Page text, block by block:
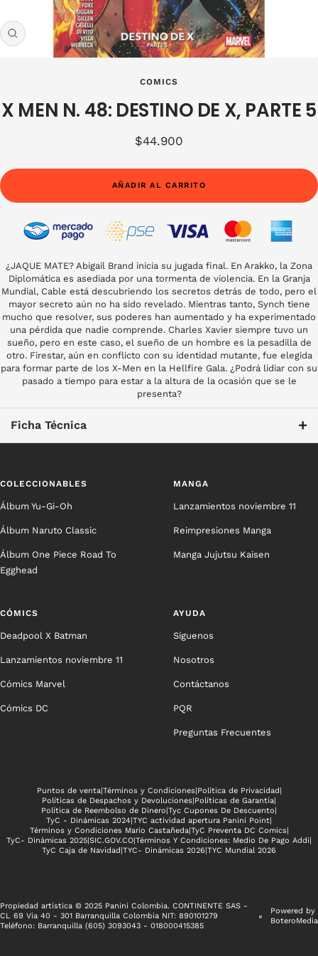
Zoom
COMICS
X MEN N. 48: DESTINO DE X, PARTE 5
Precio
venta
$44.900
AÑADIR AL CARRITO
¿JAQUE MATE? Abigail Brand inicia su jugada final. En Arakko, la Zona
Diplomática es asediada por una tormenta de violencia. En la Granja
Mundial, Cable está descubriendo los secretos detrás de todo, pero el
mayor secreto aún no ha sido revelado. Mientras tanto, Synch tiene
mucho que resolver, sus poderes han aumentado y ha experimentado
una pérdida que nadie comprende. Charles Xavier siempre tuvo un
sueño, pero en este caso, el sueño de un hombre es la pesadilla de
otro. Firestar, aún en conflicto con su identidad mutante, fue elegida
para formar parte de los X-Men en la Hellfire Gala. ¿Podrá lidiar con su
pasado a tiempo para estar a la altura de la ocasión que se le
presenta?
Ficha Técnica +
COLECCIONABLES
Álbum Yu-Gi-Oh
Álbum Naruto Classic
Álbum One Piece Road To
Egghead
MANGA
Lanzamientos noviembre 11
Reimpresiones Manga
Manga Jujutsu Kaisen
CÓMICS
Deadpool X Batman
Lanzamientos noviembre 11
Cómics Marvel
Cómics DC
AYUDA
Síguenos
Nosotros
Contáctanos
PQR
Preguntas Frecuentes
Puntos de venta|Términos y Condiciones|Política de Privacidad|
Políticas de Despachos y Devoluciones|Políticas de Garantía|
Política de Reembolso de Dinero|Tyc Cupones De Descuento|
TyC - Dinámicas 2024|TYC actividad apertura Panini Point|
Términos y Condiciones Mario Castañeda|TyC Preventa DC Comics|
TyC- Dinámicas 2025|SIC.GOV.CO|Términos Y Condiciones: Medio De Pago Addi|
TyC Caja de Navidad|TYC- Dinámicas 2026|TYC Mundial 2026
Propiedad artística © 2025 Panini Colombia. CONTINENTE SAS -
CL 69 Via 40 - 301 Barranquilla Colombia NIT: 890101279
Teléfono: Barranquilla (605) 3093043 - 018000415385
Powered by
BoteroMedia